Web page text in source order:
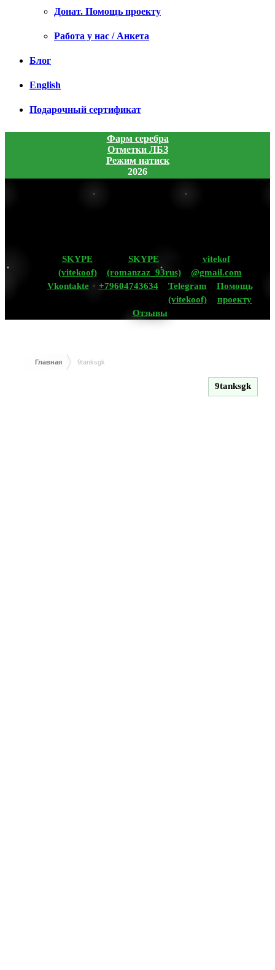
Донат. Помощь проекту
Работа у нас / Анкета
Блог
English
Подарочный сертификат
Фарм серебра
Отметки ЛБЗ
Режим натиск
2026
SKYPE
(vitekoof)
SKYPE
(romanzaz_93rus)
vitekof
@gmail.com
Vkontakte
+79604743634
Telegram
(vitekoof)
Помощь
проекту
Отзывы
Главная 9tanksgk
9tanksgk